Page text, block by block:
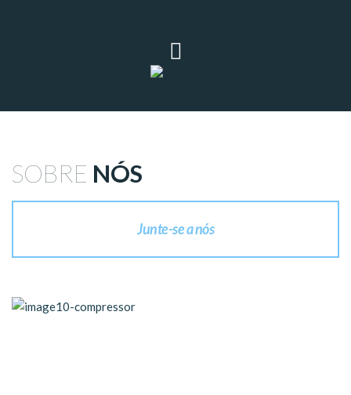
SOBRE NÓS
Junte-se a nós